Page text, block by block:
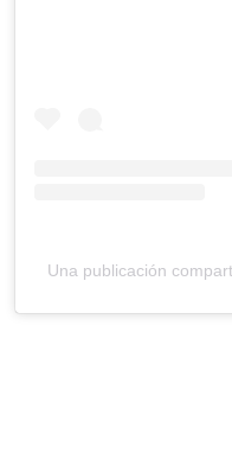
Una publicación